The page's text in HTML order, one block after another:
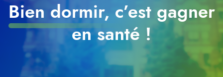
Bien dormir, c’est gagner
en santé !